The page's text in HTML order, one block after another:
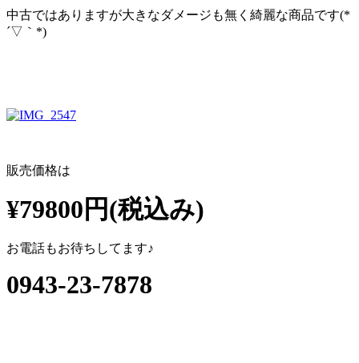
中古ではありますが大きなダメージも無く綺麗な商品です(*
´▽｀*)
販売価格は
¥79800円(税込み)
お電話もお待ちしてます♪
0943-23-7878